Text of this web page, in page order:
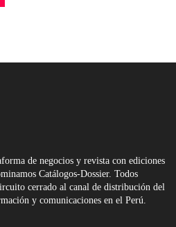
de negocios y revista con ediciones
Catálogos-Dossier. Todos
cerrado al canal de distribución del
y comunicaciones en el Perú.